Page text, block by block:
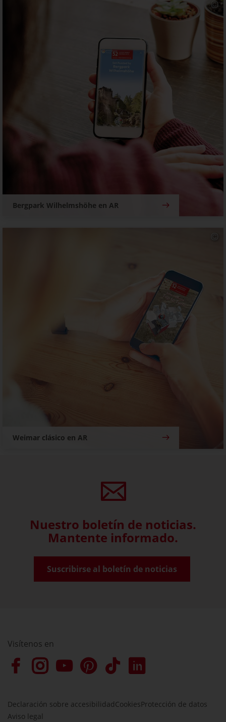
Bergpark Wilhelmshöhe en AR
Weimar clásico en AR
Nuestro boletín de noticias.
Mantente informado.
Suscribirse al boletín de noticias
Visítenos en
Declaración sobre accesibilidadCookiesProtección de datos
Aviso legal